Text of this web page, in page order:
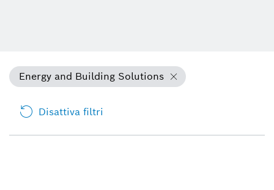
Energy and Building Solutions
Disattiva filtri